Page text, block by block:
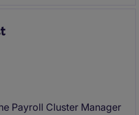
Payroll Cluster Manager